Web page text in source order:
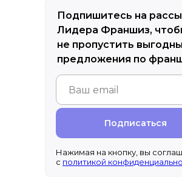
Подпишитесь на
Лидера Франшиз,
не пропустить
предложения по
Подписаться
Нажимая на кнопку, вы
с политикой